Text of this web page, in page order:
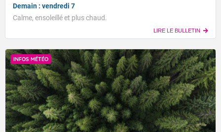
Demain : vendredi 7
Calme, ensoleillé et plus chaud.
LIRE LE BULLETIN
INFOS MÉTÉO